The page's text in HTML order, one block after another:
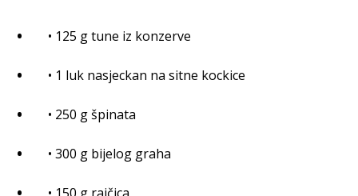
• 125 g tune iz konzerve
• 1 luk nasjeckan na sitne kockice
• 250 g špinata
• 300 g bijelog graha